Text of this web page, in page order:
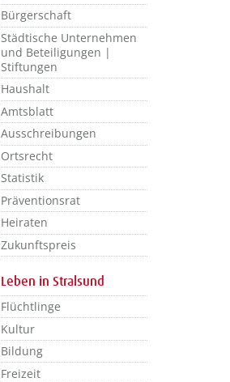
Bürgerschaft
Städtische Unternehmen
und Beteiligungen |
Stiftungen
Haushalt
Amtsblatt
Ausschreibungen
Ortsrecht
Statistik
Präventionsrat
Heiraten
Zukunftspreis
Leben in Stralsund
Flüchtlinge
Kultur
Bildung
Freizeit